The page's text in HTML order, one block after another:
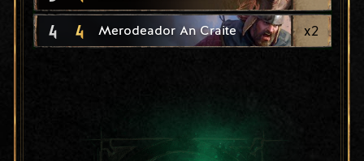
4 4 Merodeador An Craite x2